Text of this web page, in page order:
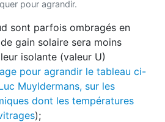
pour agrandir.
sont parfois ombragés en
gain solaire sera moins
isolante (valeur U)
pour agrandir le tableau ci-
Muyldermans, sur les
dont les températures
);